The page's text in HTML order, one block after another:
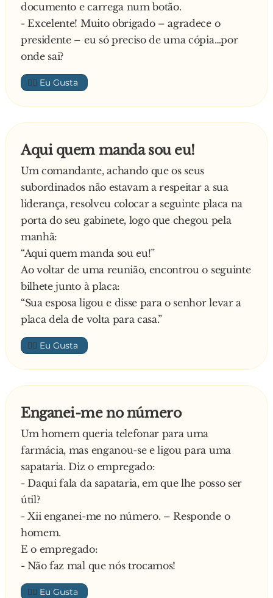
documento e carrega num botão.
- Excelente! Muito obrigado – agradece o
presidente – eu só preciso de uma cópia…por
onde sai?
👍🏼
Aqui quem manda sou eu!
Um comandante, achando que os seus
subordinados não estavam a respeitar a sua
liderança, resolveu colocar a seguinte placa na
porta do seu gabinete, logo que chegou pela
manhã:
“Aqui quem manda sou eu!”
Ao voltar de uma reunião, encontrou o seguinte
bilhete junto à placa:
“Sua esposa ligou e disse para o senhor levar a
placa dela de volta para casa.”
👍🏼
Enganei-me no número
Um homem queria telefonar para uma
farmácia, mas enganou-se e ligou para uma
sapataria. Diz o empregado:
- Daqui fala da sapataria, em que lhe posso ser
útil?
- Xii enganei-me no número. – Responde o
homem.
E o empregado:
- Não faz mal que nós trocamos!
👍🏼